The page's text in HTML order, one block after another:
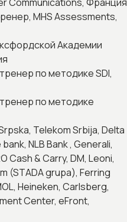
MHS Assessments,
Академии
по методике SDI,
по методике
Telekom Srbija, Delta
NLB Bank , Generali,
Cash & Carry, DM, Leoni,
(STADA grupa), Ferring
Heineken, Carlsberg,
Center, eFront,